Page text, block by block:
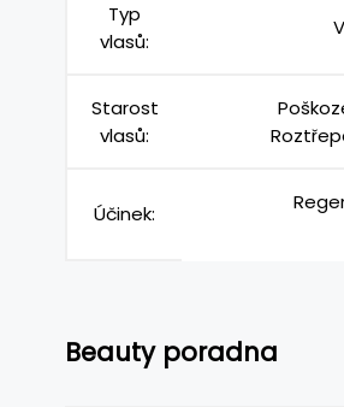
Typ
vlasů:
Starost
vlasů:
Účinek:
Beauty poradna